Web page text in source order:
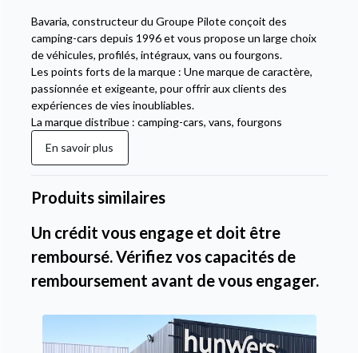
Bavaria, constructeur du Groupe Pilote conçoit des
camping-cars depuis 1996 et vous propose un large choix
de véhicules, profilés, intégraux, vans ou fourgons.
Les points forts de la marque : Une marque de caractère,
passionnée et exigeante, pour offrir aux clients des
expériences de vies inoubliables.
La marque distribue : camping-cars, vans, fourgons
En savoir plus
Produits similaires
Un crédit vous engage et doit être
remboursé. Vérifiez vos capacités de
remboursement avant de vous engager.